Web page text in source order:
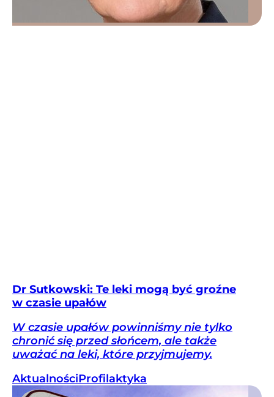
Dr Sutkowski: Te leki mogą być groźne
w czasie upałów
W czasie upałów powinniśmy nie tylko
chronić się przed słońcem, ale także
uważać na leki, które przyjmujemy.
AktualnościProfilaktyka